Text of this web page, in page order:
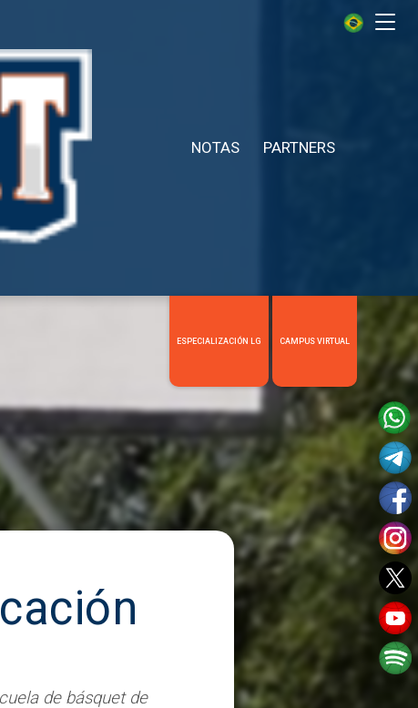
ESPECIALIZACIÓN LG CAMPUS VIRTUAL
NOTAS PARTNERS
de básquet de